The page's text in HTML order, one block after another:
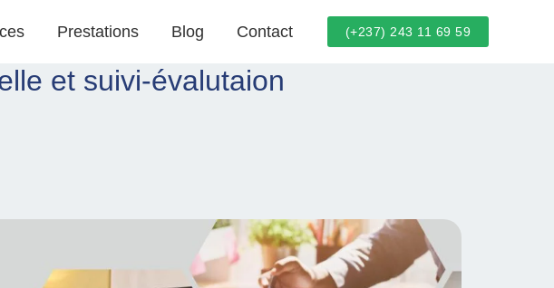
Prestations Blog Contact (+237) 243 11 69 59
et suivi-évalutaion